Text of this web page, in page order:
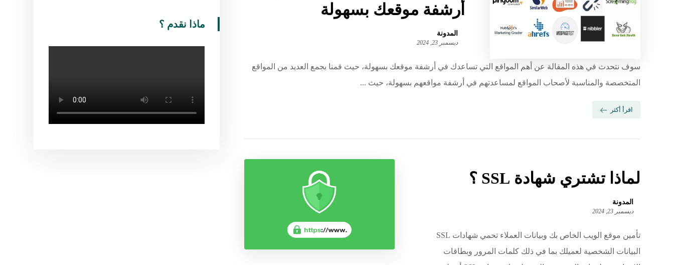
أرشفة موقعك بسهولة
المدونة
ديسمبر 23, 2024
سوف نتحدث في هذه المقالة عن أهم المواقع التي تساعدك في أرشفة موقعك بسهولة، حيث قمنا بجمع العديد من المواقع
المتخصصة والمناسبة لأصحاب المواقع لمساعدتهم في أرشفة مواقعهم بسهولة، حيث ...
اقرأ أكثر
لماذا تشتري شهادة SSL ؟
المدونة
ديسمبر 23, 2024
تأمين موقع الويب الخاص بك وبيانات العملاء تحمي شهادات SSL
البيانات الشخصية لعميلك بما في ذلك كلمات المرور وبطاقات
ماذا نقدم ؟